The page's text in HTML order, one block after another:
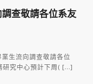
查敬請各位系友
生流向調查敬請各位
研究中心預計下周( […]